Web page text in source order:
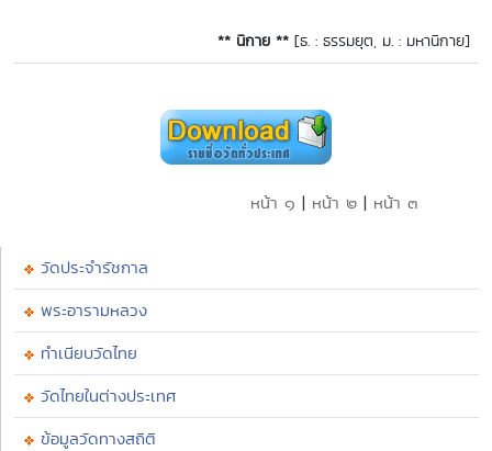
** นิกาย ** [ธ. : ธรรมยุต, ม. : มหานิกาย]
หน้า ๑ | หน้า ๒ | หน้า ๓
วัดประจำรัชกาล
พระอารามหลวง
ทำเนียบวัดไทย
วัดไทยในต่างประเทศ
ข้อมูลวัดทางสถิติ